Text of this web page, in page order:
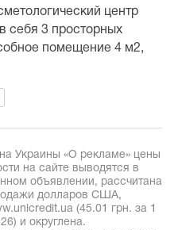
центр
себя 3 просторных
помещение 4 м2,
Украины «О рекламе» цены
на сайте выводятся в
объявлении, рассчитана
долларов США,
(45.01 грн. за 1
и округлена.